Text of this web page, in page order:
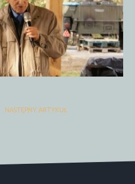
NASTĘPNY ARTYKUŁ